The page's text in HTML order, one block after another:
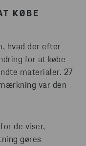
KØBE
hvad der efter
for at købe
materialer. 27
var den
de viser,
gøres